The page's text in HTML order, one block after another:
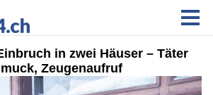
in zwei Häuser – Täter
Zeugenaufruf